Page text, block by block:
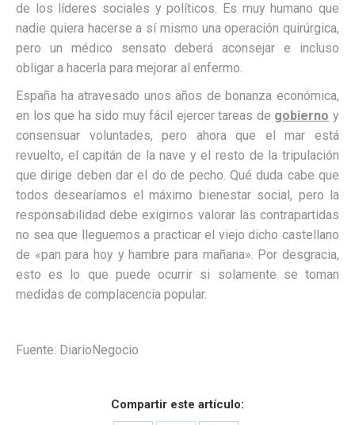
de los líderes sociales y políticos. Es muy humano que
nadie quiera hacerse a sí mismo una operación quirúrgica,
pero un médico sensato deberá aconsejar e incluso
obligar a hacerla para mejorar al enfermo.
España ha atravesado unos años de bonanza económica,
en los que ha sido muy fácil ejercer tareas de gobierno y
consensuar voluntades, pero ahora que el mar está
revuelto, el capitán de la nave y el resto de la tripulación
que dirige deben dar el do de pecho. Qué duda cabe que
todos desearíamos el máximo bienestar social, pero la
responsabilidad debe exigirnos valorar las contrapartidas
no sea que lleguemos a practicar el viejo dicho castellano
de «pan para hoy y hambre para mañana». Por desgracia,
esto es lo que puede ocurrir si solamente se toman
medidas de complacencia popular.
Fuente: DiarioNegocio
Compartir este artículo: